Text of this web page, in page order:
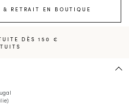
RETRAIT EN BOUTIQUE
DÈS 150 €